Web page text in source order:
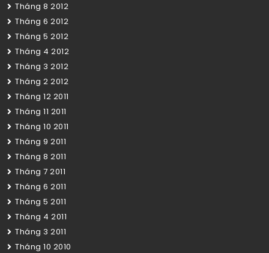
Tháng 8 2012
Tháng 6 2012
Tháng 5 2012
Tháng 4 2012
Tháng 3 2012
Tháng 2 2012
Tháng 12 2011
Tháng 11 2011
Tháng 10 2011
Tháng 9 2011
Tháng 8 2011
Tháng 7 2011
Tháng 6 2011
Tháng 5 2011
Tháng 4 2011
Tháng 3 2011
Tháng 10 2010